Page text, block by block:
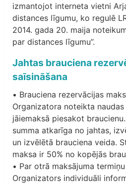
izmantojot interneta vietni
distances līgumu, ko regulē
2014. gada 20. maija
par distances līgumu”.
Jahtas brauciena
saīsināšana
• Brauciena rezervācijas
Organizatora noteikta
jāiemaksā piesakot
summa atkarīga no jahtas,
un izvēlētā brauciena veida.
maksa ir 50% no kopējās
• Par otrā maksājuma
Organizators individuāli